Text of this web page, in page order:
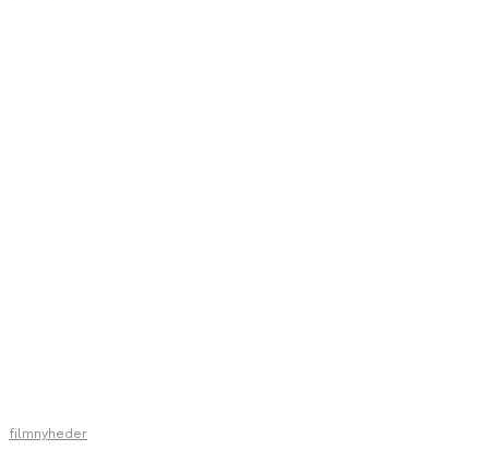
filmnyheder